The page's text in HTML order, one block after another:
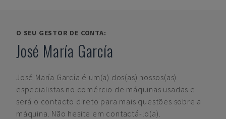
O SEU GESTOR DE CONTA:
José María García
José María García é um(a) dos(as) nossos(as)
especialistas no comércio de máquinas usadas e
será o contacto direto para mais questões sobre a
máquina. Não hesite em contactá-lo(a).